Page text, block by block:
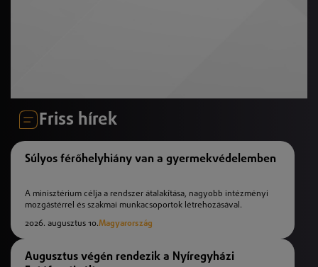
Friss hírek
Súlyos férőhelyhiány van a gyermekvédelemben
A minisztérium célja a rendszer átalakítása, nagyobb intézményi
mozgástérrel és szakmai munkacsoportok létrehozásával.
2026. augusztus 10.Magyarország
Augusztus végén rendezik a Nyíregyházi